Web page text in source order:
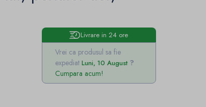
Livrare in 24 ore
Vrei ca produsul sa fie
expediat Luni, 10 August
Cumpara acum!